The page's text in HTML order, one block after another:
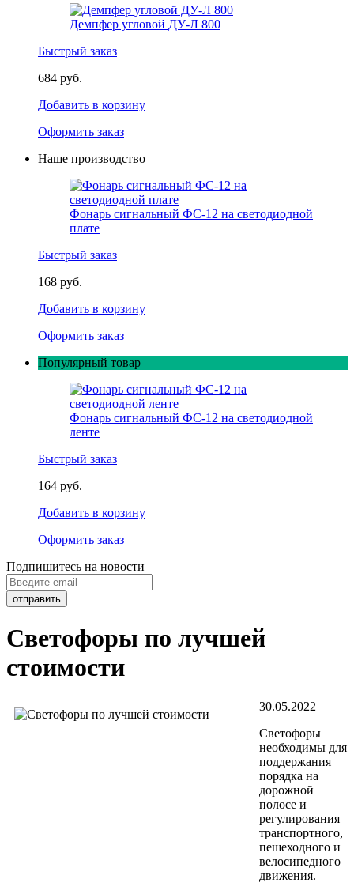
Демпфер угловой ДУ-Л 800
Быстрый заказ
684 руб.
Добавить в корзину
Оформить заказ
Наше производство
Фонарь сигнальный ФС-12 на светодиодной
плате
Быстрый заказ
168 руб.
Добавить в корзину
Оформить заказ
Популярный товар
Фонарь сигнальный ФС-12 на светодиодной
ленте
Быстрый заказ
164 руб.
Добавить в корзину
Оформить заказ
Подпишитесь на новости
Светофоры по лучшей
стоимости
30.05.2022
Светофоры
необходимы для
поддержания
порядка на
дорожной
полосе и
регулирования
транспортного,
пешеходного и
велосипедного
движения.